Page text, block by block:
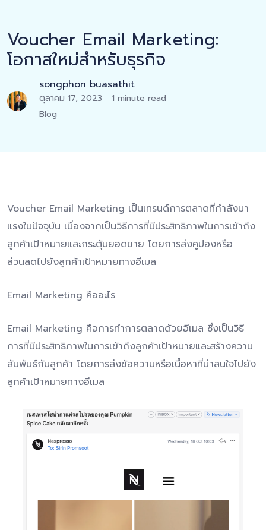
Voucher Email Marketing:
โอกาสใหม่สำหรับธุรกิจ
songphon buasathit
ตุลาคม 17, 2023
1 minute read
Blog
Voucher Email Marketing เป็นเทรนด์การตลาดที่กำลังมา
แรงในปัจจุบัน เนื่องจากเป็นวิธีการที่มีประสิทธิภาพในการเข้าถึง
ลูกค้าเป้าหมายและกระตุ้นยอดขาย โดยการส่งคูปองหรือ
ส่วนลดไปยังลูกค้าเป้าหมายทางอีเมล
Email Marketing คืออะไร
Email Marketing คือการทำการตลาดด้วยอีเมล ซึ่งเป็นวิธี
การที่มีประสิทธิภาพในการเข้าถึงลูกค้าเป้าหมายและสร้างความ
สัมพันธ์กับลูกค้า โดยการส่งข้อความหรือเนื้อหาที่น่าสนใจไปยัง
ลูกค้าเป้าหมายทางอีเมล